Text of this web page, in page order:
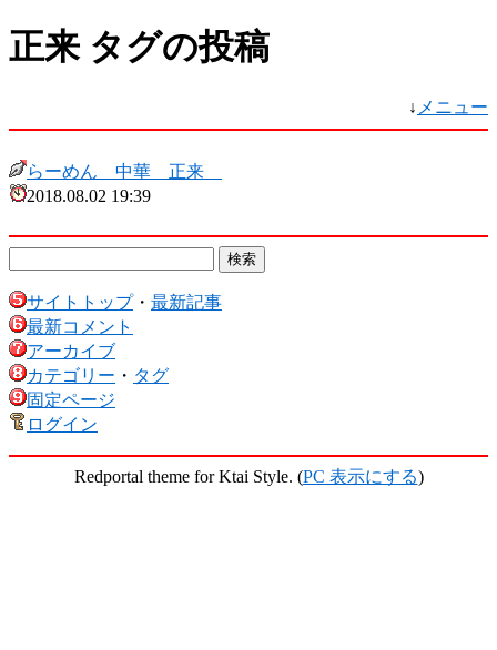
正来 タグの投稿
↓ メニュー
らーめん 中華 正来
2018.08.02 19:39
サイトトップ・ 最新記事
最新コメント
アーカイブ
カテゴリー ・ タグ
固定ページ
ログイン
Redportal theme for Ktai Style. (PC 表示にする)